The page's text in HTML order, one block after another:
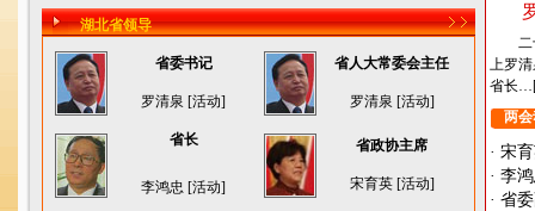
湖北省领导
省委书记
罗清泉 [活动]
省人大常委会主任
罗清泉 [活动]
省长
李鸿忠 [活动]
省政协主席
宋育英[活动]
二十
上罗
省长
两
· 宋
· 李
· 省